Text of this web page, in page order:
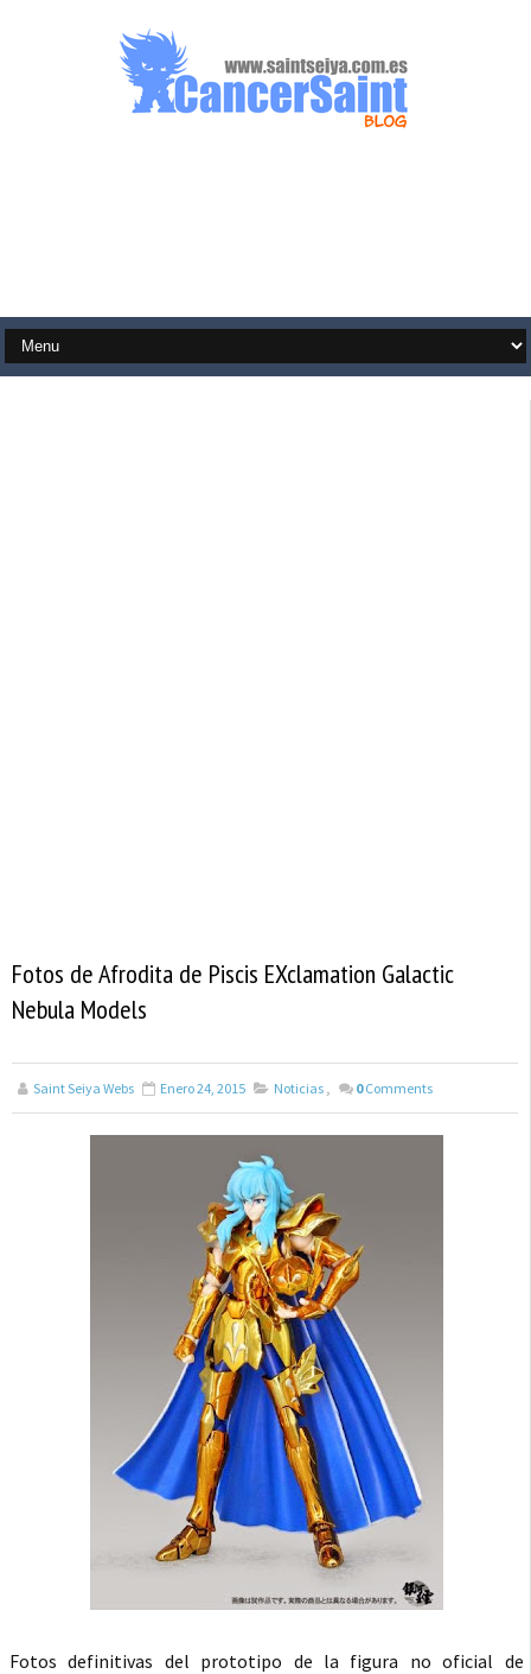
Fotos de Afrodita de Piscis EXclamation Galactic
Nebula Models
Saint Seiya Webs Enero 24, 2015 Noticias , 0 Comments
Fotos definitivas del prototipo de la figura no oficial de